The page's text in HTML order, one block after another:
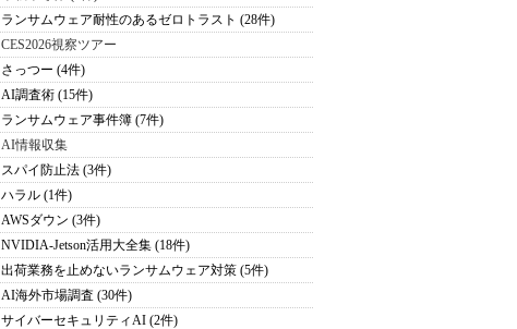
ランサムウェア耐性のあるゼロトラスト (28件)
CES2026視察ツアー
さっつー (4件)
AI調査術 (15件)
ランサムウェア事件簿 (7件)
AI情報収集
スパイ防止法 (3件)
ハラル (1件)
AWSダウン (3件)
NVIDIA-Jetson活用大全集 (18件)
出荷業務を止めないランサムウェア対策 (5件)
AI海外市場調査 (30件)
サイバーセキュリティAI (2件)